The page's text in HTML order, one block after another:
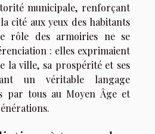
municipale, renforçant
cité aux yeux des habitants
rôle des armoiries ne se
: elles exprimaient
la ville, sa prospérité et ses
un véritable langage
par tous au Moyen Âge et